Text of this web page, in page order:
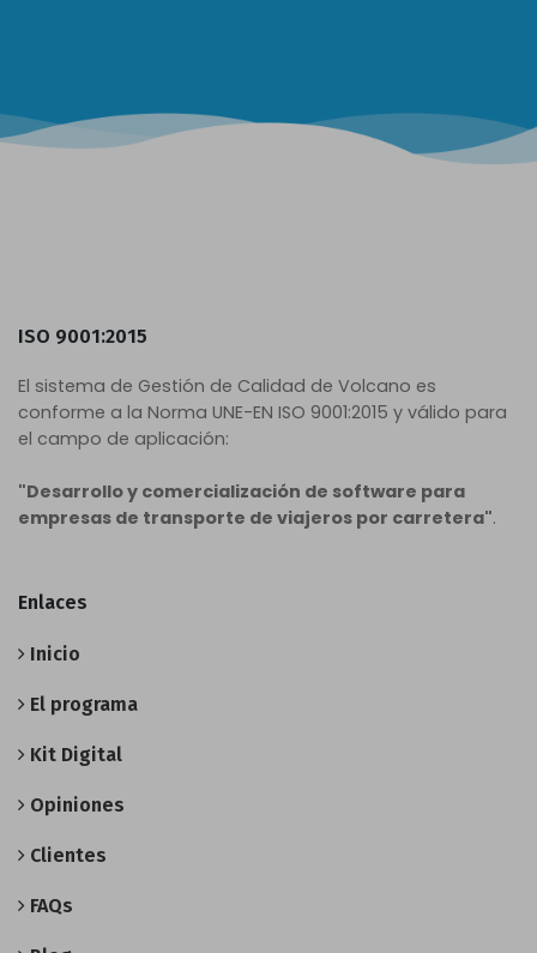
ISO 9001:2015
El sistema de Gestión de Calidad de Volcano es
conforme a la Norma UNE-EN ISO 9001:2015 y válido para
el campo de aplicación:
"Desarrollo y comercialización de software para
empresas de transporte de viajeros por carretera".
Enlaces
Inicio
El programa
Kit Digital
Opiniones
Clientes
FAQs